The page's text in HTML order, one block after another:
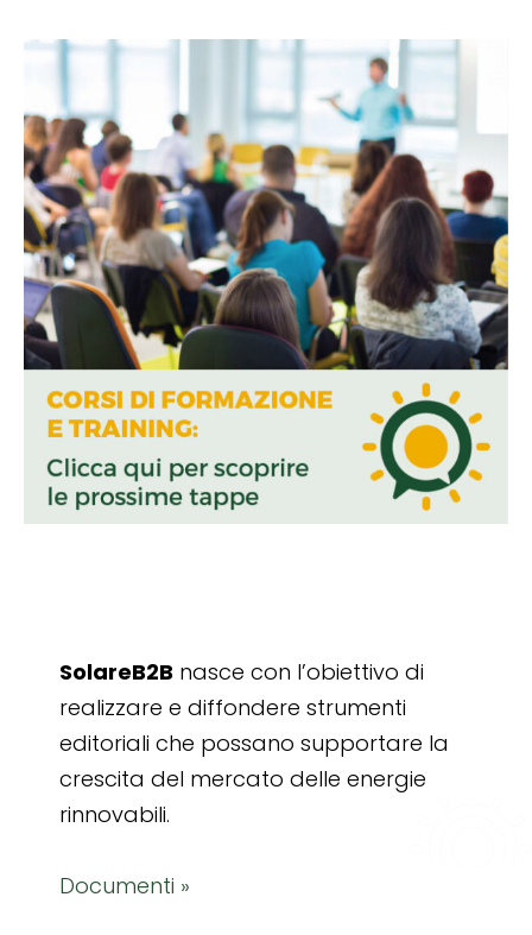
SolareB2B nasce con l’obiettivo di
realizzare e diffondere strumenti
editoriali che possano supportare la
crescita del mercato delle energie
rinnovabili.
Documenti »